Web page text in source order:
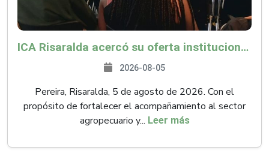
ICA Risaralda acercó su oferta institucional a productores y emprendedores en Expocamello
2026-08-05
Pereira, Risaralda, 5 de agosto de 2026. Con el
propósito de fortalecer el acompañamiento al sector
agropecuario y... Leer más